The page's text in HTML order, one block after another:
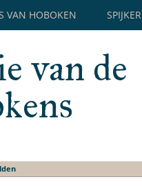
VAN HOBOKEN SPIJKER
van de